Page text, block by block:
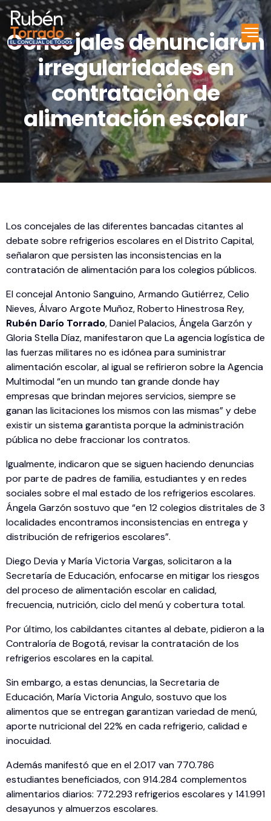
Concejales denunciaron
irregularidades en
contratación de
alimentación escolar
Los concejales de las diferentes bancadas citantes al
debate sobre refrigerios escolares en el Distrito Capital,
señalaron que persisten las inconsistencias en la
contratación de alimentación para los colegios públicos.
El concejal Antonio Sanguino, Armando Gutiérrez, Celio
Nieves, Álvaro Argote Muñoz, Roberto Hinestrosa Rey,
Rubén Darío Torrado, Daniel Palacios, Ángela Garzón y
Gloria Stella Díaz, manifestaron que La agencia logística de
las fuerzas militares no es idónea para suministrar
alimentación escolar, al igual se refirieron sobre la Agencia
Multimodal “en un mundo tan grande donde hay
empresas que brindan mejores servicios, siempre se
ganan las licitaciones los mismos con las mismas” y debe
existir un sistema garantista porque la administración
pública no debe fraccionar los contratos.
Igualmente, indicaron que se siguen haciendo denuncias
por parte de padres de familia, estudiantes y en redes
sociales sobre el mal estado de los refrigerios escolares.
Ángela Garzón sostuvo que “en 12 colegios distritales de 3
localidades encontramos inconsistencias en entrega y
distribución de refrigerios escolares”.
Diego Devia y María Victoria Vargas, solicitaron a la
Secretaría de Educación, enfocarse en mitigar los riesgos
del proceso de alimentación escolar en calidad,
frecuencia, nutrición, ciclo del menú y cobertura total.
Por último, los cabildantes citantes al debate, pidieron a la
Contraloría de Bogotá, revisar la contratación de los
refrigerios escolares en la capital.
Sin embargo, a estas denuncias, la Secretaria de
Educación, María Victoria Angulo, sostuvo que los
alimentos que se entregan garantizan variedad de menú,
aporte nutricional del 22% en cada refrigerio, calidad e
inocuidad.
Además manifestó que en el 2.017 van 770.786
estudiantes beneficiados, con 914.284 complementos
alimentarios diarios: 772.293 refrigerios escolares y 141.991
desayunos y almuerzos escolares.